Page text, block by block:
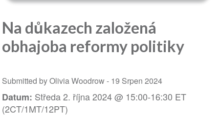
Na důkazech založená
obhajoba reformy politiky
Submitted by Olivia Woodrow - 19 Srpen 2024
Datum: Středa 2. října 2024 @ 15:00-16:30 ET
(2CT/1MT/12PT)